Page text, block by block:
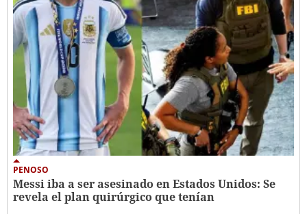
PENOSO
Messi iba a ser asesinado en Estados Unidos: Se
revela el plan quirúrgico que tenían